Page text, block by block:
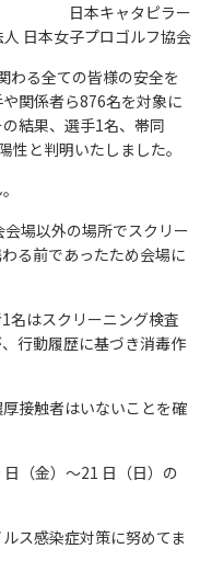
日本キャタピラー
日本女子プロゴルフ協会
わる全ての皆様の安全を
関係者ら876名を対象に
結果、選手1名、帯同
性と判明いたしました。
場以外の場所でスクリー
る前であったため会場に
名はスクリーニング検査
行動履歴に基づき消毒作
接触者はいないことを確
（金）～21 日（日）の
ス感染症対策に努めてま